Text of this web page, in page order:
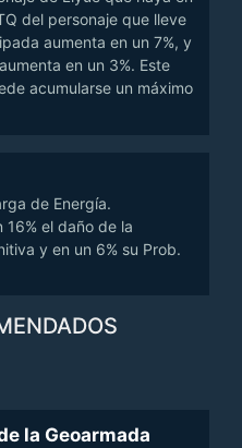
del personaje que lleve
aumenta en un 7%, y
en un 3%. Este
acumularse un máximo
de Energía.
16% el daño de la
y en un 6% su Prob.
la Geoarmada